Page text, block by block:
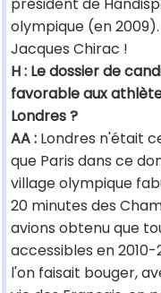
olympique (en
Jacques Chirac !
H : Le dossier de
favorable aux
Londres ?
AA : Londres n'était
que Paris dans ce
village olympique
20 minutes des
avions obtenu que
accessibles en
l'on faisait bouger,